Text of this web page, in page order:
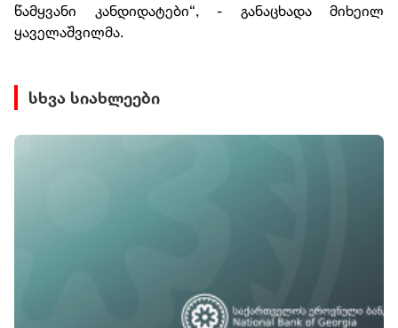
წამყვანი კანდიდატები“, - განაცხადა მიხეილ
ყაველაშვილმა.
სხვა სიახლეები